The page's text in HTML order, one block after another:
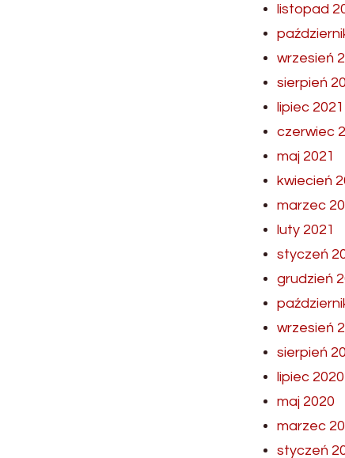
listopad
wrzesień
sierpień
lipiec 2021
czerwiec
maj 2021
kwiecień
marzec
luty 2021
styczeń
grudzień
wrzesień
sierpień
lipiec 2020
maj 2020
marzec
styczeń